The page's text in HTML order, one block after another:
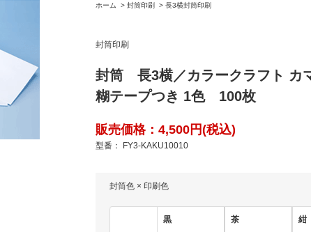
ホーム > 封筒印刷 > 長3横封筒印刷
封筒印刷
封筒 長3横／カラークラフト カ
糊テープつき 1色 100枚
販売価格：4,500円(税込)
型番： FY3-KAKU10010
封筒色 × 印刷色
黒 茶 紺